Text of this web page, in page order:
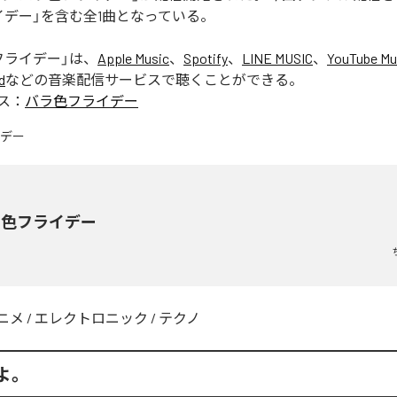
ー」を含む全1曲となっている。
ライデー 」は、 Apple Music、 Spotify、 LINE MUSIC、 YouTube
などの音楽配信サービスで聴くことができる。
： バラ色フライデー
フライデー
メ / エレクトロニック / テクノ